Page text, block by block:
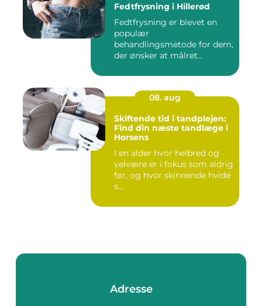
Fedtfrysning i Hillerød
Fedtfrysning er blevet en
populær
behandlingsmetode for dem,
der ønsker at målret...
08. aug
Skiftende tid i tandplejen:
Find din næste tandlæge i
Horsens
I en alder hvor helbred og
velvære er i fokus som aldrig
før, og hvor skinnende hvide
s...
Adresse